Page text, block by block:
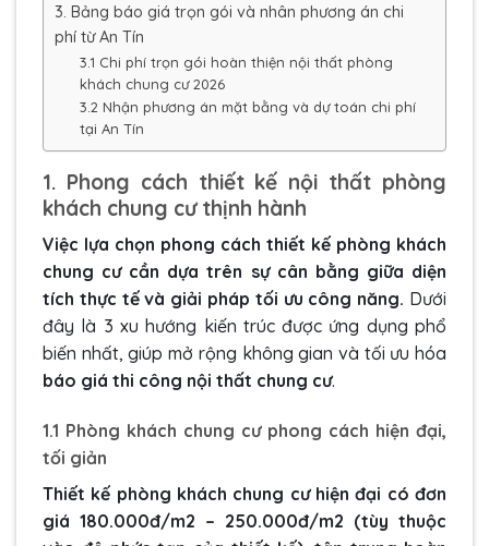
3. Bảng báo giá trọn gói và nhân phương án chi
phí từ An Tín
3.1 Chi phí trọn gói hoàn thiện nội thất phòng
khách chung cư 2026
3.2 Nhận phương án mặt bằng và dự toán chi phí
tại An Tín
1. Phong cách thiết kế nội thất phòng
khách chung cư thịnh hành
Việc lựa chọn phong cách thiết kế phòng khách
chung cư cần dựa trên sự cân bằng giữa diện
tích thực tế và giải pháp tối ưu công năng. Dưới
đây là 3 xu hướng kiến trúc được ứng dụng phổ
biến nhất, giúp mở rộng không gian và tối ưu hóa
báo giá thi công nội thất chung cư.
1.1 Phòng khách chung cư phong cách hiện đại,
tối giản
Thiết kế phòng khách chung cư hiện đại có đơn
giá 180.000đ/m2 – 250.000đ/m2 (tùy thuộc